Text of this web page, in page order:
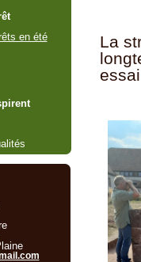
La
en été